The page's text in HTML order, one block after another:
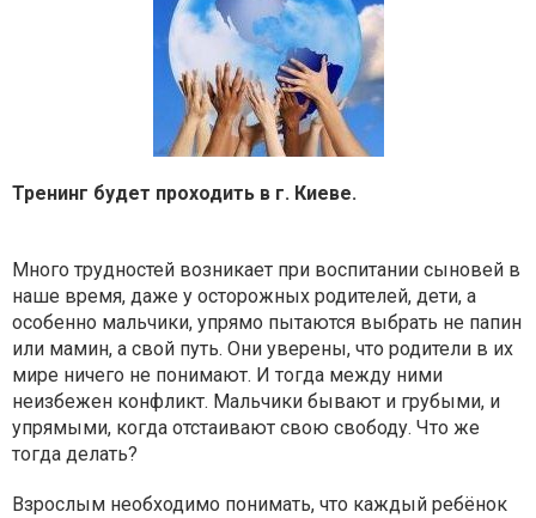
Тренинг будет проходить в г. Киеве.
Много трудностей возникает при воспитании сыновей в
наше время, даже у осторожных родителей, дети, а
особенно мальчики, упрямо пытаются выбрать не папин
или мамин, а свой путь. Они уверены, что родители в их
мире ничего не понимают. И тогда между ними
неизбежен конфликт. Мальчики бывают и грубыми, и
упрямыми, когда отстаивают свою свободу. Что же
тогда делать?
Взрослым необходимо понимать, что каждый ребёнок